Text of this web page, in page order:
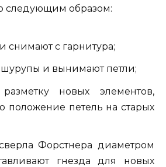
следующим образом:
снимают с гарнитура;
шурупы и вынимают петли;
новых элементов,
положение петель на старых
Форстнера диаметром
гнезда для новых